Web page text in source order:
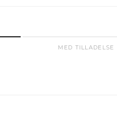
MED TILLADELSE